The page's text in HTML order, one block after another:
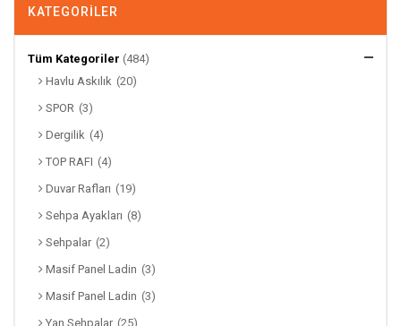
KATEGORILER
Tüm Kategoriler (484)
Havlu Askılık (20)
SPOR (3)
Dergilik (4)
TOP RAFI (4)
Duvar Rafları (19)
Sehpa Ayakları (8)
Sehpalar (2)
Masif Panel Ladin (3)
Masif Panel Ladin (3)
Yan Sehpalar (25)